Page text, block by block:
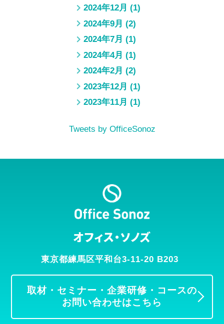
2024年12月 (1)
2024年9月 (2)
2024年7月 (1)
2024年4月 (1)
2024年2月 (2)
2023年12月 (1)
2023年11月 (1)
Tweets by OfficeSonoz
オフィス・ソノズ
東京都練馬区平和台3-11-20 B203
取材・セミナー・企業研修・コースの
お問い合わせはこちら